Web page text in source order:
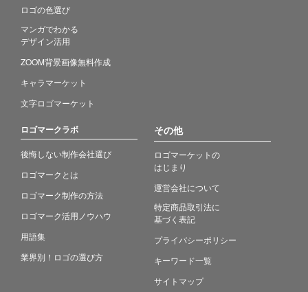
ロゴの色選び
マンガでわかる
デザイン活用
ZOOM背景画像無料作成
キャラマーケット
文字ロゴマーケット
ロゴマークラボ
後悔しない制作会社選び
ロゴマークとは
ロゴマーク制作の方法
ロゴマーク活用ノウハウ
用語集
業界別！ロゴの選び方
その他
ロゴマーケットの
はじまり
運営会社について
特定商品取引法に
基づく表記
プライバシーポリシー
キーワード一覧
サイトマップ